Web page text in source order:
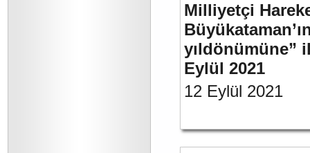
Milliyetçi
yıldönümüne”
Eylül 2021
12 Eylül 2021